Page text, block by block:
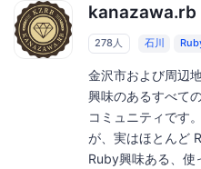
kanazawa.rb
278人 石川
金沢市および周辺
興味のあるすべて
コミュニティです
が、実はほとんど
Ruby興味ある、使